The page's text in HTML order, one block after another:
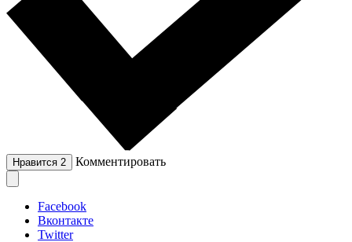
Нравится 2 Комментировать
Facebook
Вконтакте
Twitter